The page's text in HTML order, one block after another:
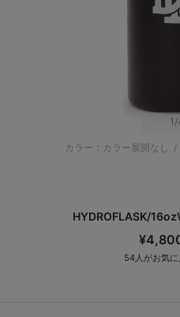
1 /
カラー：カラー展開なし /
HYDROFLASK/
54 人がお気